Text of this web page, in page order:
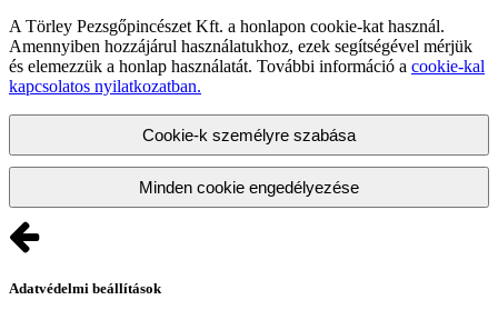
A Törley Pezsgőpincészet Kft. a honlapon cookie-kat használ.
Amennyiben hozzájárul használatukhoz, ezek segítségével mérjük
és elemezzük a honlap használatát. További információ a cookie-kal
kapcsolatos nyilatkozatban.
Cookie-k személyre szabása
Minden cookie engedélyezése
Adatvédelmi beállítások